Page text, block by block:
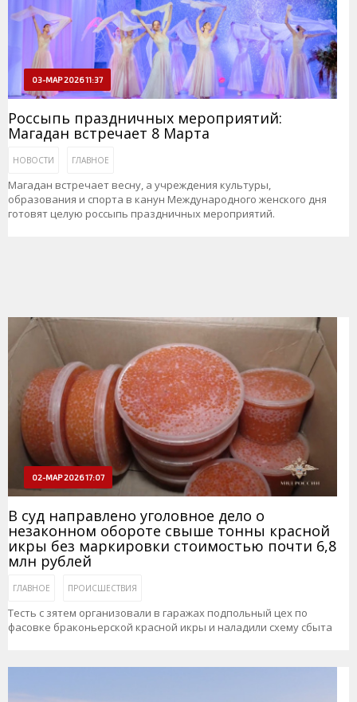
03-МАР 2026 11:37
Россыпь праздничных мероприятий:
Магадан встречает 8 Марта
НОВОСТИ ГЛАВНОЕ
Магадан встречает весну, а учреждения культуры,
образования и спорта в канун Международного женского дня
готовят целую россыпь праздничных мероприятий.
02-МАР 2026 17:07
В суд направлено уголовное дело о
незаконном обороте свыше тонны красной
икры без маркировки стоимостью почти 6,8
млн рублей
ГЛАВНОЕ ПРОИСШЕСТВИЯ
Тесть с зятем организовали в гаражах подпольный цех по
фасовке браконьерской красной икры и наладили схему сбыта